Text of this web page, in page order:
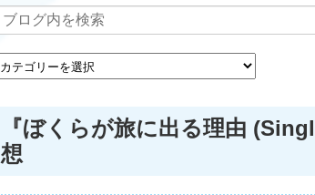
『ぼくらが旅に出る理由
想